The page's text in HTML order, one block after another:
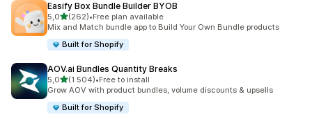
Easify Box Bundle Builder BYOB
5,0na 5 gwiazdek
(262)
Łączna liczba recenzji: 262
•Free plan available
Mix and Match bundle app to Build Your Own Bundle products
Built for Shopify
AOV.ai Bundles Quantity Breaks
5,0na 5 gwiazdek
(1 504)
Łączna liczba recenzji: 1504
•Free to install
Grow AOV with product bundles, volume discounts & upsells
Built for Shopify